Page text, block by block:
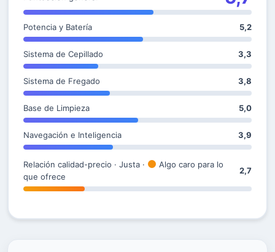
Potencia y Batería 5,2
Sistema de Cepillado 3,3
Sistema de Fregado 3,8
Base de Limpieza 5,0
Navegación e Inteligencia 3,9
Relación calidad-precio · Justa ·
Algo caro para lo
que ofrece
2,7